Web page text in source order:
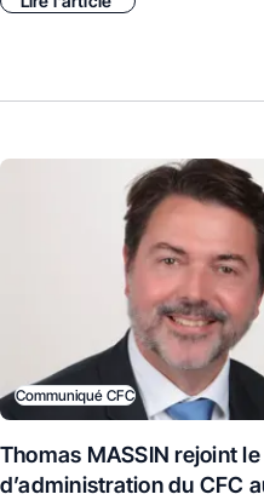
Communiqué CFC
Thomas MASSIN rejoint
d’administration du CFC